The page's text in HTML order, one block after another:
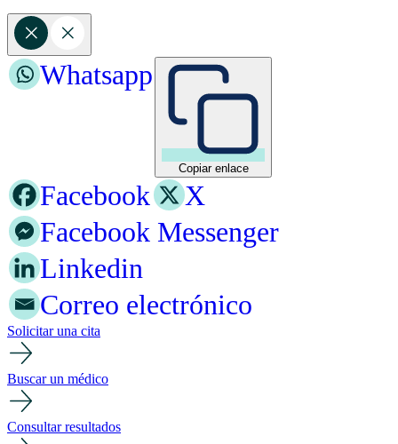
Copiar enlace
Whatsapp
Facebook
X
Facebook Messenger
Linkedin
Correo electrónico
Solicitar una cita
Buscar un médico
Consultar resultados